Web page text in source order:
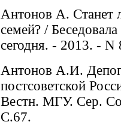
Антонов А. Станет
семей? /
сегодня. - 2013. -
Антонов А.И.
постсоветской
Вестн. МГУ. Сер.
С.67.